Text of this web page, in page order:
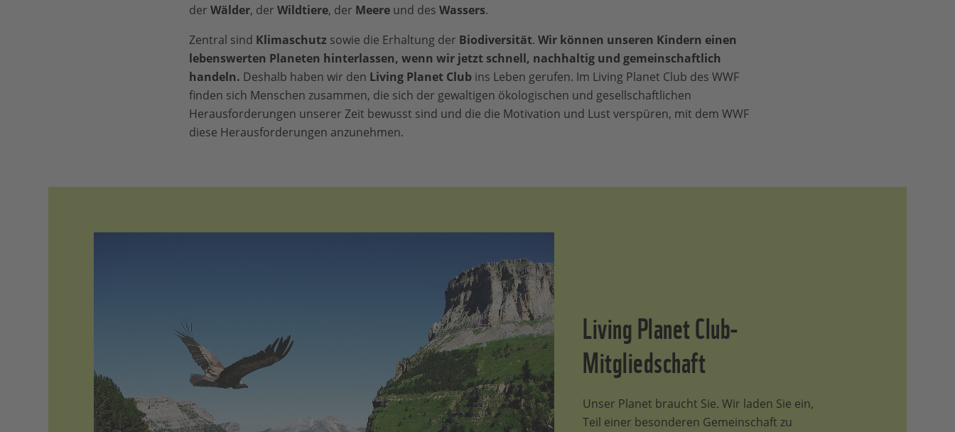
der Wälder, der Wildtiere, der Meereund des Wassers.
Zentral sind Klimaschutz sowie die Erhaltung der Biodiversität. Wir können unseren Kindern einen
lebenswerten Planeten hinterlassen, wenn wir jetzt schnell, nachhaltig und gemeinschaftlich
handeln. Deshalb haben wir den Living Planet Clubins Leben gerufen. Im Living Planet Club des WWF
finden sich Menschen zusammen, die sich der gewaltigen ökologischen und gesellschaftlichen
Herausforderungen unserer Zeit bewusst sind und die die Motivation und Lust verspüren, mit dem WWF
diese Herausforderungen anzunehmen.
Living Planet Club-
Mitgliedschaft
Unser Planet braucht Sie. Wir laden Sie ein,
Teil einer besonderen Gemeinschaft zu